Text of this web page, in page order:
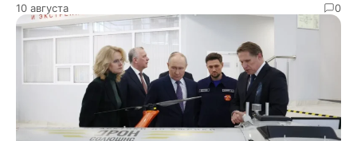
10 августа 0